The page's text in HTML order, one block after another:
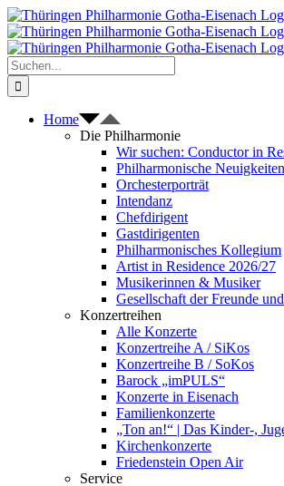
Zum
Inhalt
springen
Suche
nach:
Home
Die Philharmonie
Wir suchen: Conductor in
Philharmonische Neuigkeiten
Orchesterporträt
Intendanz
Chefdirigent
Gastdirigenten
Philharmonisches Kollegium
Artist in Residence 2026/27
Musikerinnen & Musiker
Gesellschaft der Freunde
Konzertreihen
Alle Konzerte
Konzertreihe A / SiKos
Konzertreihe B / SoKos
Barock „imPULS“
Konzerte in Eisenach
Familienkonzerte
„Ton an!“ | Das Kinder-,
Kirchenkonzerte
Friedenstein Open Air
Service